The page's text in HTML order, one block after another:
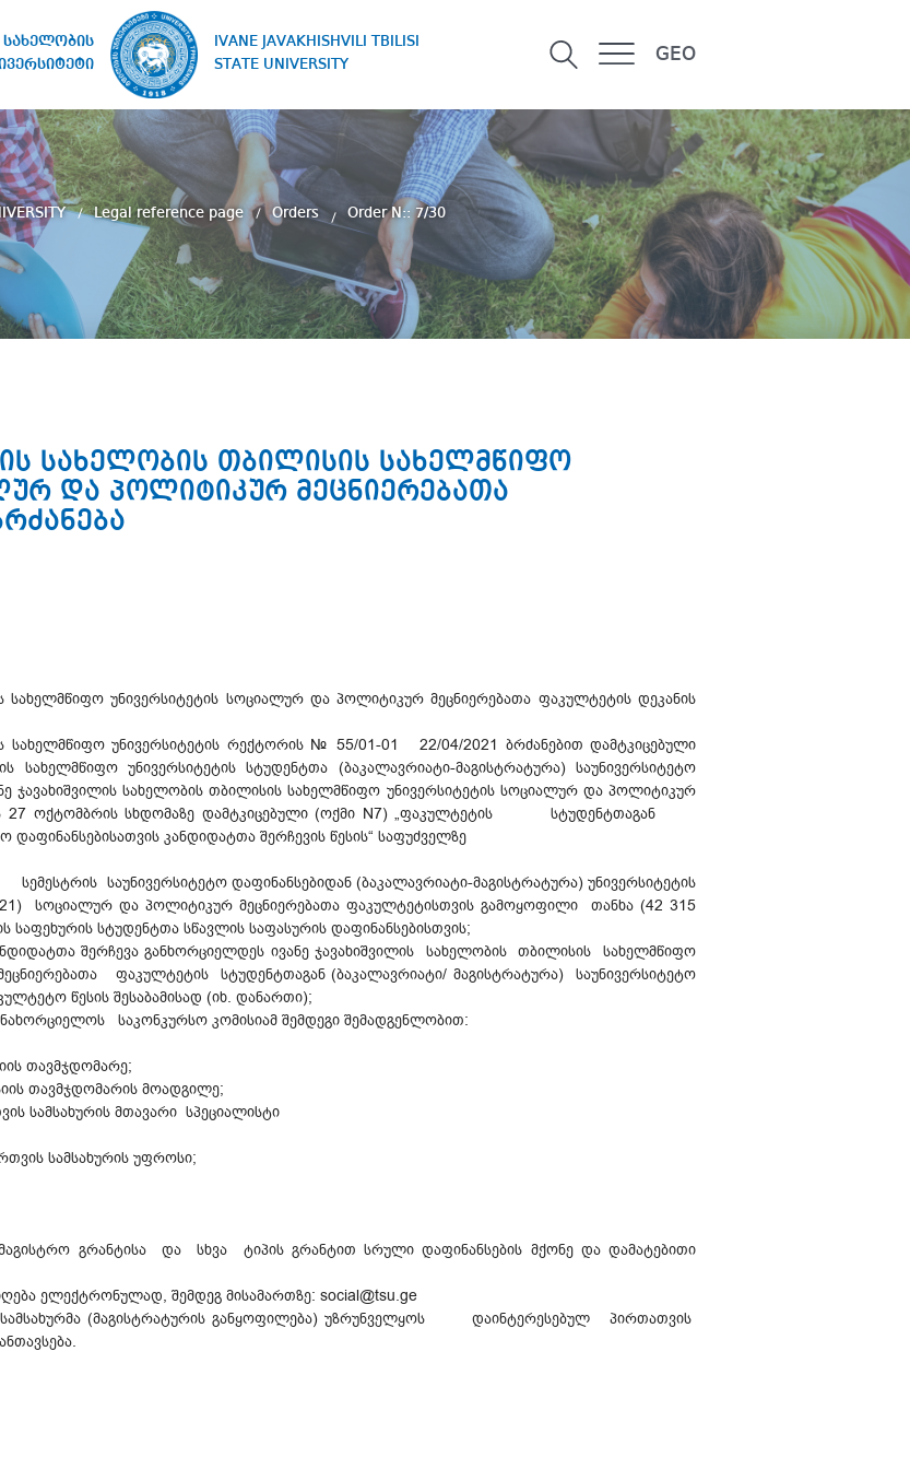
სახელობის
IVANE JAVAKHISHVILI TBILISI
STATE UNIVERSITY
GEO
Legal reference page Orders Order N:: 7/30
სახელობის თბილისის სახელმწიფო
და პოლიტიკურ მეცნიერებათა
სახელმწიფო უნივერსიტეტის სოციალურ და პოლიტიკურ მეცნიერებათა ფაკულტეტის დეკანის
სახელმწიფო უნივერსიტეტის რექტორის № 55/01-01 22/04/2021 ბრძანებით დამტკიცებული
სახელმწიფო უნივერსიტეტის სტუდენტთა (ბაკალავრიატი-მაგისტრატურა) საუნივერსიტეტო
ჯავახიშვილის სახელობის თბილისის სახელმწიფო უნივერსიტეტის სოციალურ და პოლიტიკურ
27 ოქტომბრის სხდომაზე დამტკიცებული (ოქმი N7) „ფაკულტეტის სტუდენტთაგან
კანდიდატთა შერჩევის წესის“ საფუძველზე
საუნივერსიტეტო დაფინანსებიდან (ბაკალავრიატი-მაგისტრატურა) უნივერსიტეტის
სოციალურ და პოლიტიკურ მეცნიერებათა ფაკულტეტისთვის გამოყოფილი თანხა (42 315
საფეხურის სტუდენტთა სწავლის საფასურის დაფინანსებისთვის;
შერჩევა განხორციელდეს ივანე ჯავახიშვილის სახელობის თბილისის სახელმწიფო
ფაკულტეტის სტუდენტთაგან (ბაკალავრიატი/ მაგისტრატურა) საუნივერსიტეტო
წესის შესაბამისად (იხ. დანართი);
საკონკურსო კომისიამ შემდეგი შემადგენლობით:
თავმჯდომარე;
თავმჯდომარის მოადგილე;
სამსახურის მთავარი სპეციალისტი
სამსახურის უფროსი;
გრანტისა და სხვა ტიპის გრანტით სრული დაფინანსების მქონე და დამატებითი
ელექტრონულად, შემდეგ მისამართზე: social@tsu.ge
(მაგისტრატურის განყოფილება) უზრუნველყოს დაინტერესებულ პირთათვის